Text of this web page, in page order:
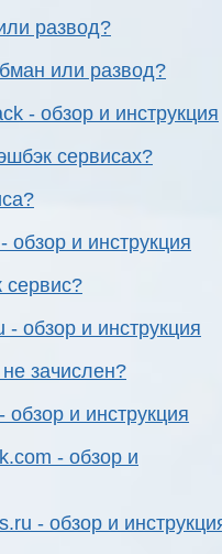
развод?
или развод?
- обзор и инструкция
сервисах?
обзор и инструкция
сервис?
обзор и инструкция
зачислен?
и инструкция
- обзор и
- обзор и